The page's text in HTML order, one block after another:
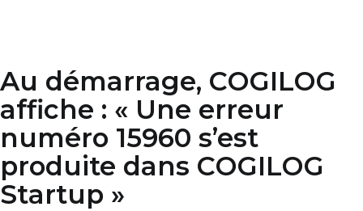
Au démarrage, COGILOG
affiche : « Une erreur
numéro 15960 s’est
produite dans COGILOG
Startup »